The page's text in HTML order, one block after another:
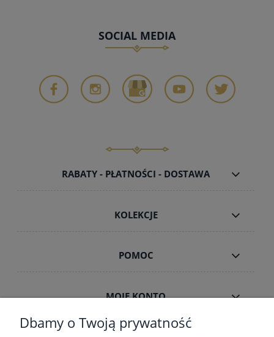
SOCIAL MEDIA
RABATY - PŁATNOŚCI - DOSTAWA
KOLEKCJE
POMOC
MOJE KONTO
Dbamy o Twoją prywatność